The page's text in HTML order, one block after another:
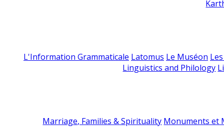
L'Information Grammaticale Latomus Le Muséon
Linguistics and Philology
Marriage, Families & Spirituality Monuments et